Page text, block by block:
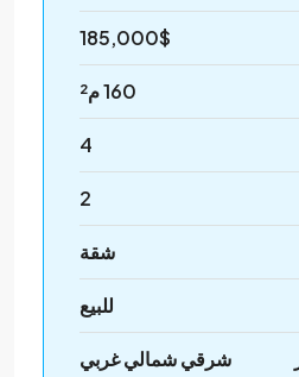
185,000$
160 م²
4
2
شقة
للبيع
شرقي شمالي غربي